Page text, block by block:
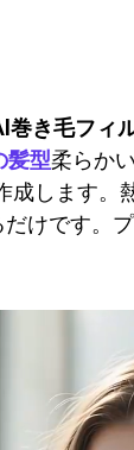
巻き毛フィ
髪型柔らか
成します。
けです。